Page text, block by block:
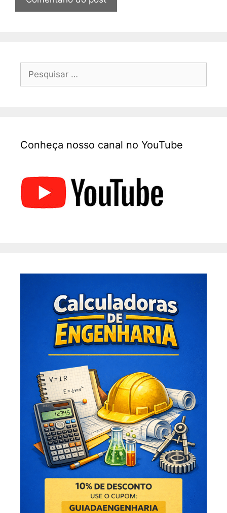
Conheça nosso canal no YouTube